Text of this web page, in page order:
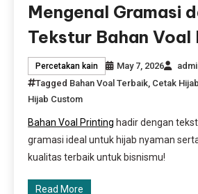
Mengenal Gramasi
Tekstur Bahan Voal
Percetakan kain May 7, 2026
Tagged Bahan Voal Terbaik Cetak
Hijab Custom
Bahan Voal Printing hadir dengan
gramasi ideal untuk hijab nyaman
kualitas terbaik untuk bisnismu!
Read More